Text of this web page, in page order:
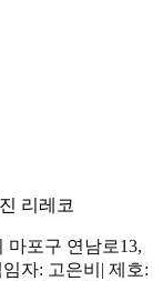
리레코
마포구 연남로13,
자: 고은비| 제호: